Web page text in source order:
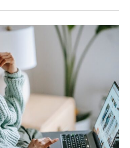
¿CÓMO
DINERO